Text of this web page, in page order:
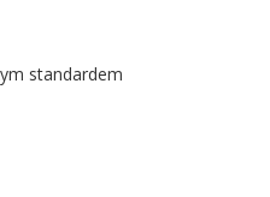
standardem